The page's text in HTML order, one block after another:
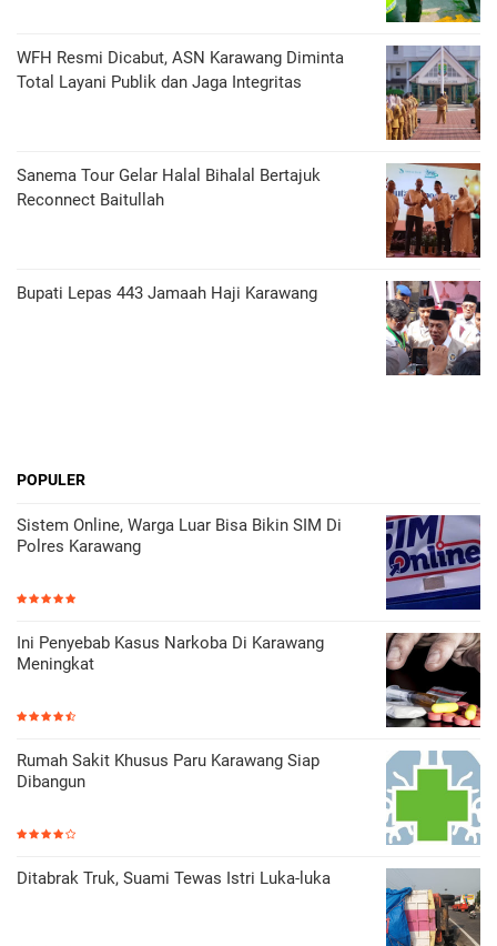
WFH Resmi Dicabut, ASN Karawang Diminta
Total Layani Publik dan Jaga Integritas
Sanema Tour Gelar Halal Bihalal Bertajuk
Reconnect Baitullah
Bupati Lepas 443 Jamaah Haji Karawang
POPULER
Sistem Online, Warga Luar Bisa Bikin SIM Di
Polres Karawang
Ini Penyebab Kasus Narkoba Di Karawang
Meningkat
Rumah Sakit Khusus Paru Karawang Siap
Dibangun
Ditabrak Truk, Suami Tewas Istri Luka-luka